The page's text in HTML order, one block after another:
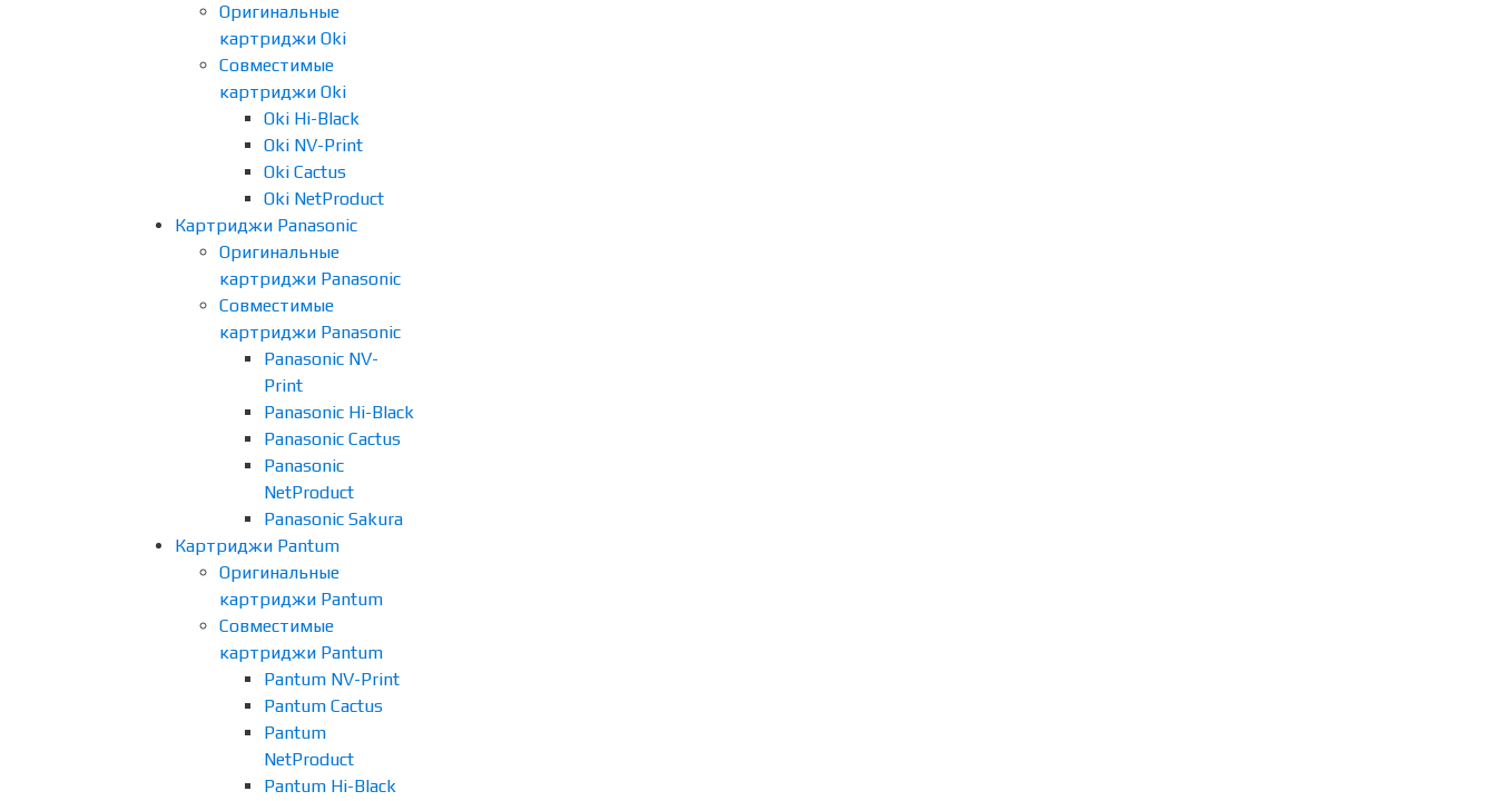
Оригинальные
картриджи Oki
Совместимые
картриджи Oki
Oki Hi-Black
Oki NV-Print
Oki Cactus
Oki NetProduct
Картриджи Panasonic
Оригинальные
картриджи Panasonic
Совместимые
картриджи Panasonic
Panasonic NV-
Print
Panasonic Hi-Black
Panasonic Cactus
Panasonic
NetProduct
Panasonic Sakura
Картриджи Pantum
Оригинальные
картриджи Pantum
Совместимые
картриджи Pantum
Pantum NV-Print
Pantum Cactus
Pantum
NetProduct
Pantum Hi-Black